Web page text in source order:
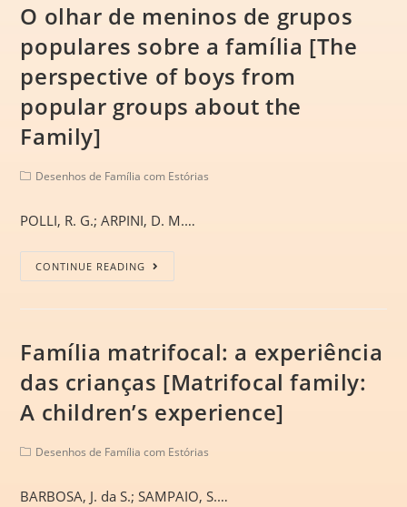
O olhar de meninos de grupos
populares sobre a família [The
perspective of boys from
popular groups about the
Family]
Desenhos de Família com Estórias
POLLI, R. G.; ARPINI, D. M.…
CONTINUE READING
Família matrifocal: a experiência
das crianças [Matrifocal family:
A children’s experience]
Desenhos de Família com Estórias
BARBOSA, J. da S.; SAMPAIO, S.…